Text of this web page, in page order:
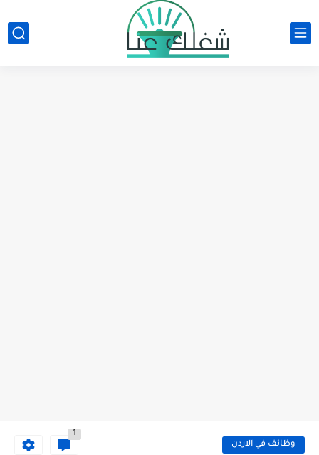
وظائف في الاردن
1